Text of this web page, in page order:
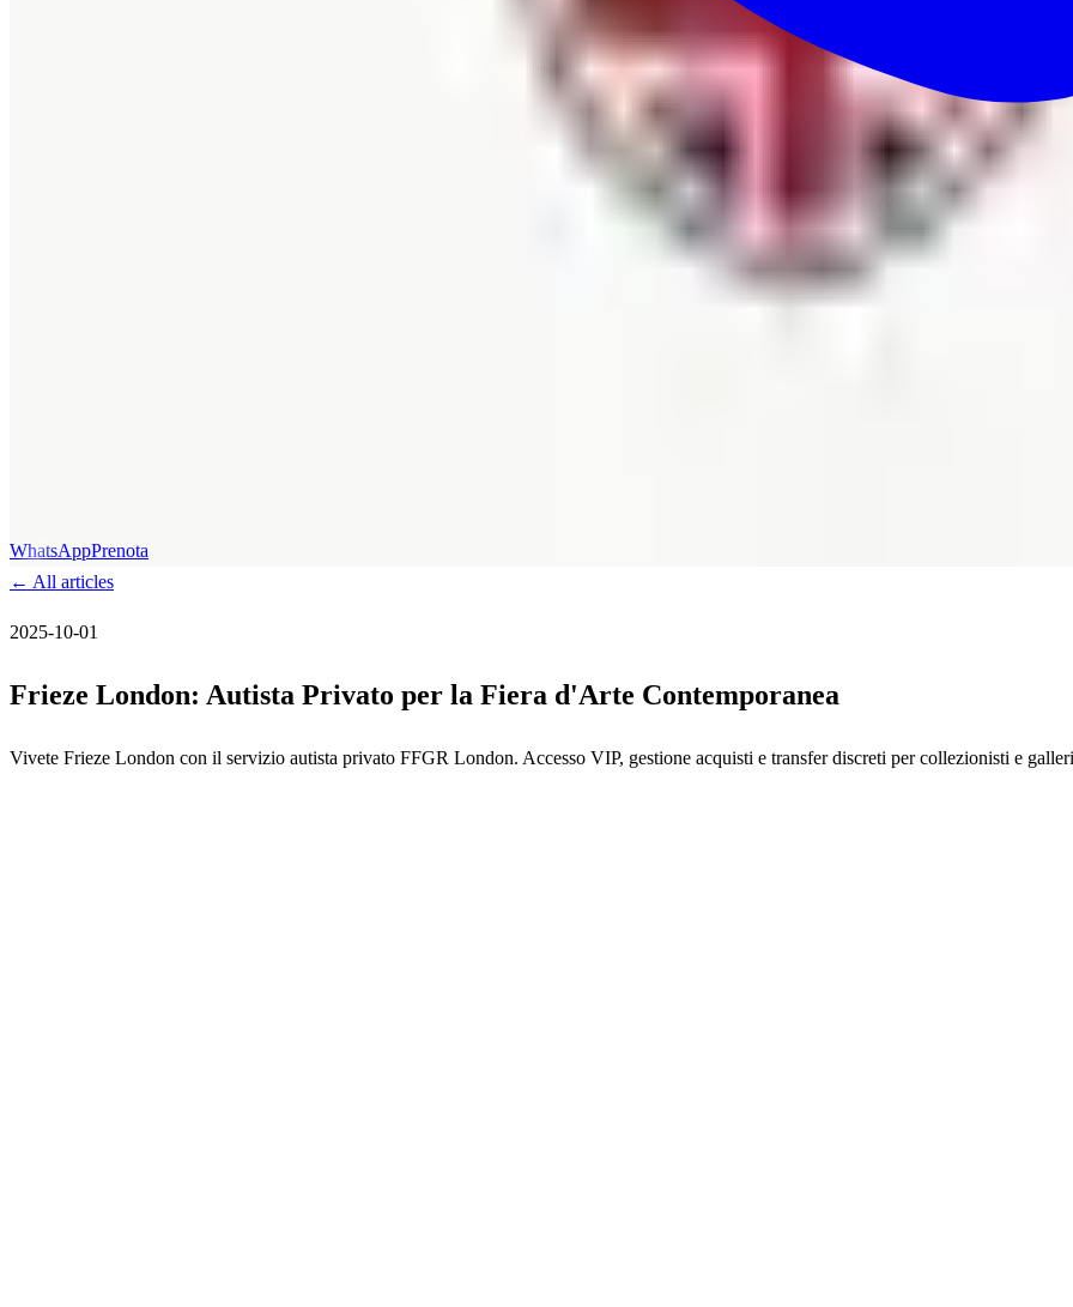
WhatsAppPrenota
← All articles
2025-10-01
Frieze London: Autista Privato per la Fiera d'Arte Contemporanea
Vivete Frieze London con il servizio autista privato FFGR London. Accesso VIP, gestione acquisti e transfer discreti per collezionisti e